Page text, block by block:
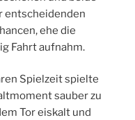
entscheidenden
ehe die
Fahrt aufnahm.
Spielzeit spielte
sauber zu
Tor eiskalt und